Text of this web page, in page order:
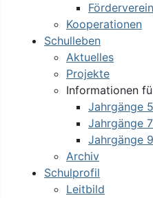
Förderverein
Kooperationen
Schulleben
Aktuelles
Projekte
Informationen
Jahrgänge
Jahrgänge
Jahrgänge
Archiv
Schulprofil
Leitbild